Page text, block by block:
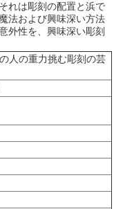
れは彫刻の配置と浜で
法および興味深い方法
外性を、興味深い彫刻
人の重力挑む彫刻の芸